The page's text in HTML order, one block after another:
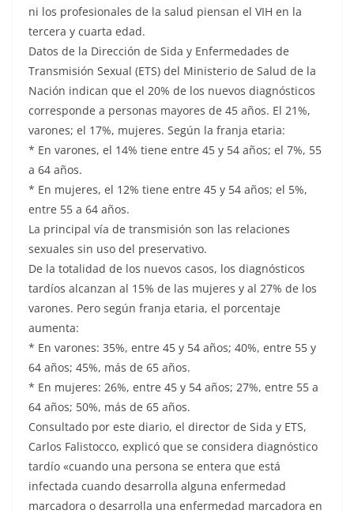
ni los profesionales de la salud piensan el VIH en la
tercera y cuarta edad.
Datos de la Dirección de Sida y Enfermedades de
Transmisión Sexual (ETS) del Ministerio de Salud de la
Nación indican que el 20% de los nuevos diagnósticos
corresponde a personas mayores de 45 años. El 21%,
varones; el 17%, mujeres. Según la franja etaria:
* En varones, el 14% tiene entre 45 y 54 años; el 7%, 55
a 64 años.
* En mujeres, el 12% tiene entre 45 y 54 años; el 5%,
entre 55 a 64 años.
La principal vía de transmisión son las relaciones
sexuales sin uso del preservativo.
De la totalidad de los nuevos casos, los diagnósticos
tardíos alcanzan al 15% de las mujeres y al 27% de los
varones. Pero según franja etaria, el porcentaje
aumenta:
* En varones: 35%, entre 45 y 54 años; 40%, entre 55 y
64 años; 45%, más de 65 años.
* En mujeres: 26%, entre 45 y 54 años; 27%, entre 55 a
64 años; 50%, más de 65 años.
Consultado por este diario, el director de Sida y ETS,
Carlos Falistocco, explicó que se considera diagnóstico
tardío «cuando una persona se entera que está
infectada cuando desarrolla alguna enfermedad
marcadora o desarrolla una enfermedad marcadora en